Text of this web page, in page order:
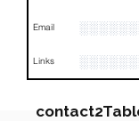
Email
Links